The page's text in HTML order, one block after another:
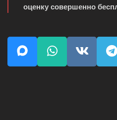
оценку совершенно